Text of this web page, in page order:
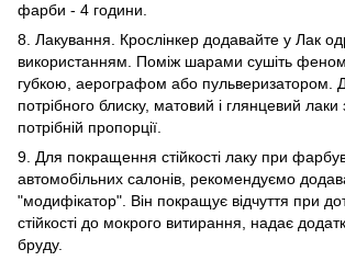
фарби - 4 години.
8. Лакування. Крослінкер додавайте у Лак
використанням. Поміж шарами сушіть
губкою, аерографом або пульверизатором.
потрібного блиску, матовий і глянцевий лаки
потрібній пропорції.
9. Для покращення стійкості лаку при
автомобільних салонів, рекомендуємо
"модифікатор". Він покращує відчуття при
стійкості до мокрого витирання, надає
бруду.